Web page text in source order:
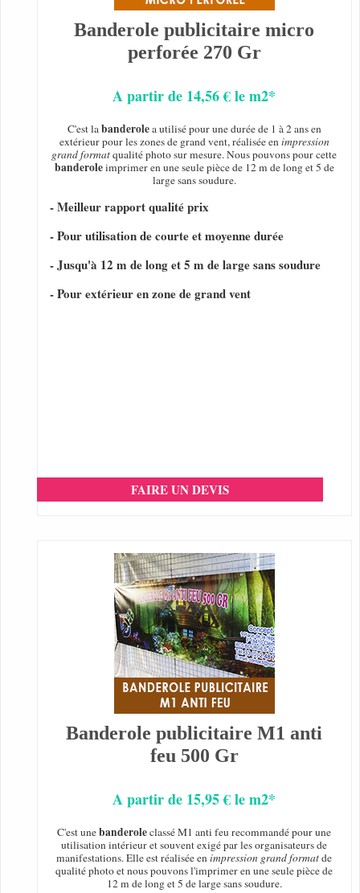
Banderole publicitaire micro
perforée 270 Gr
A partir de 14,56 € le m2*
C'est labanderolea utilisé pour une durée de 1 à 2 ans en
extérieur pour les zones de grand vent, réalisée enimpression
grand formatqualité photo sur mesure. Nous pouvons pour cette
banderoleimprimer en une seule pièce de 12 m de long et 5 de
large sans soudure.
- Meilleur rapport qualité prix
- Pour utilisation de courte et moyenne durée
- Jusqu'à 12 m de long et 5 m de large sans soudure
- Pour extérieur en zone de grand vent
FAIRE UN DEVIS
Banderole publicitaire M1 anti
feu 500 Gr
A partir de 15,95 € le m2*
C'est unebanderoleclassé M1 anti feu recommandé pour une
utilisation intérieur et souvent exigé par les organisateurs de
manifestations. Elle est réalisée enimpression grand formatde
qualité photo et nous pouvons l'imprimer en une seule pièce de
12 m de long et 5 de large sans soudure.